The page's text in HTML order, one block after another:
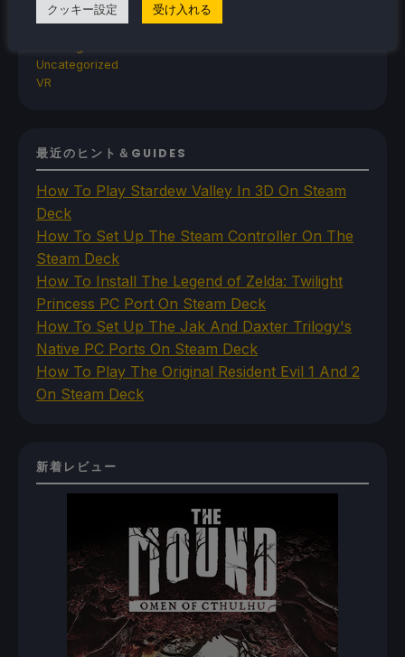
SteamOS
Uncategorized
VR
最近のヒント＆GUIDES
How To Play Stardew Valley In 3D On Steam
Deck
How To Set Up The Steam Controller On The
Steam Deck
How To Install The Legend of Zelda: Twilight
Princess PC Port On Steam Deck
How To Set Up The Jak And Daxter Trilogy's
Native PC Ports On Steam Deck
How To Play The Original Resident Evil 1 And 2
On Steam Deck
新着レビュー
クッキー設定 受け入れる